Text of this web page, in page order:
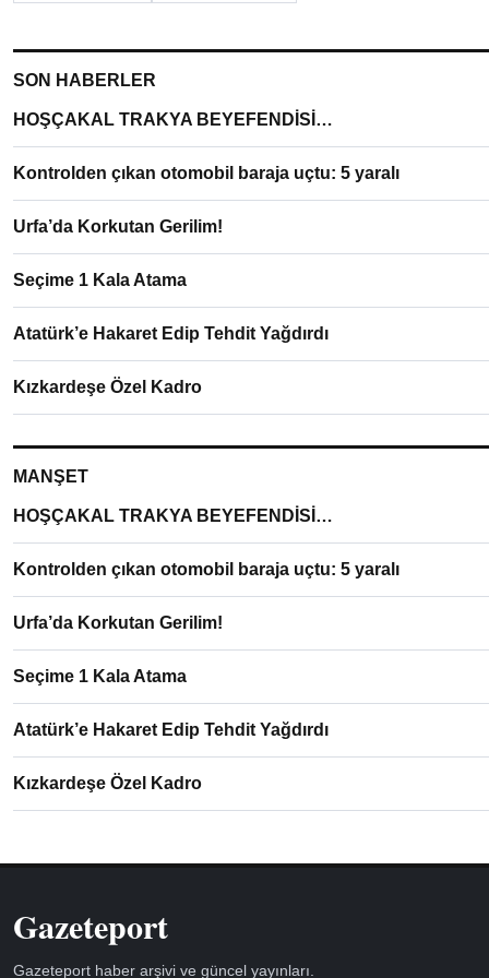
SON HABERLER
HOŞÇAKAL TRAKYA BEYEFENDİSİ…
Kontrolden çıkan otomobil baraja uçtu: 5 yaralı
Urfa’da Korkutan Gerilim!
Seçime 1 Kala Atama
Atatürk’e Hakaret Edip Tehdit Yağdırdı
Kızkardeşe Özel Kadro
MANŞET
HOŞÇAKAL TRAKYA BEYEFENDİSİ…
Kontrolden çıkan otomobil baraja uçtu: 5 yaralı
Urfa’da Korkutan Gerilim!
Seçime 1 Kala Atama
Atatürk’e Hakaret Edip Tehdit Yağdırdı
Kızkardeşe Özel Kadro
Gazeteport
Gazeteport haber arşivi ve güncel yayınları.